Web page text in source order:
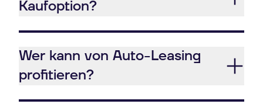
Kaufoption?
Wer kann von Auto-Leasing
profitieren?